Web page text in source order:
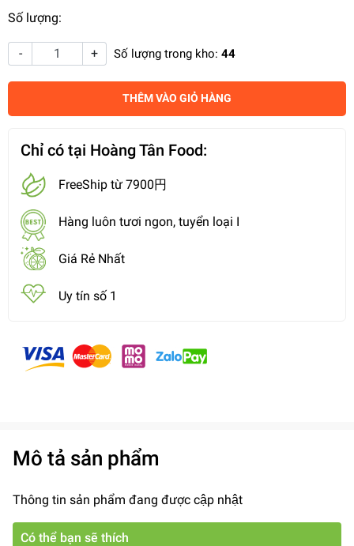
Số lượng:
- + Số lượng trong kho: 44
THÊM VÀO GIỎ HÀNG
Chỉ có tại Hoàng Tân Food:
FreeShip từ 7900円
Hàng luôn tươi ngon, tuyển loại I
Giá Rẻ Nhất
Uy tín số 1
Mô tả sản phẩm
Thông tin sản phẩm đang được cập nhật
Có thể bạn sẽ thích